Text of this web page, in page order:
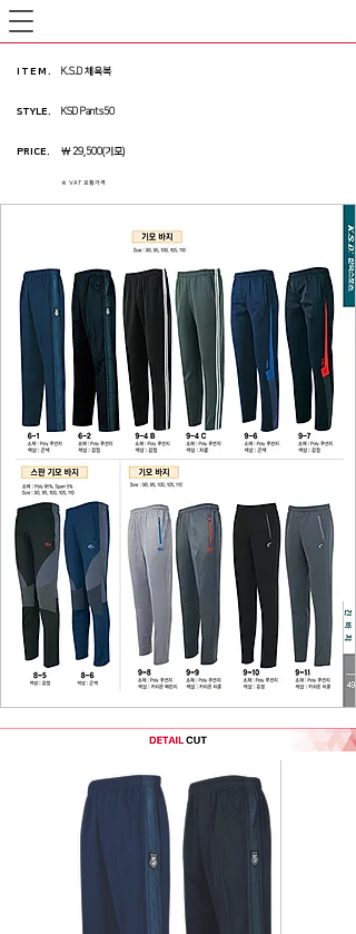
ITEM . K.S.D 체육복
STYLE. KSD Pants50
PRICE. ￦ 29,500(기모)
※ VAT 포함가격